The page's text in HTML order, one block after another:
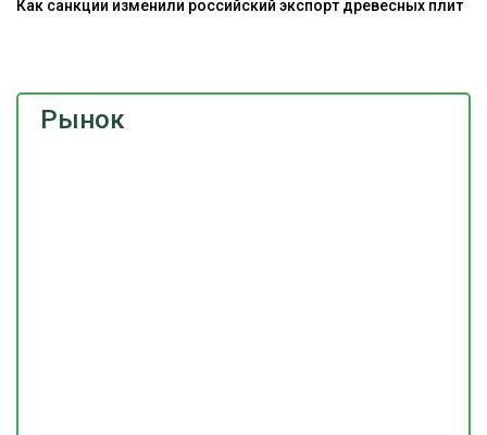
Рынок
Как санкции изменили российский экспорт древесных плит